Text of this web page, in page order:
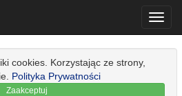
cookies. Korzystając ze strony,
Polityka Prywatności
Zaakceptuj